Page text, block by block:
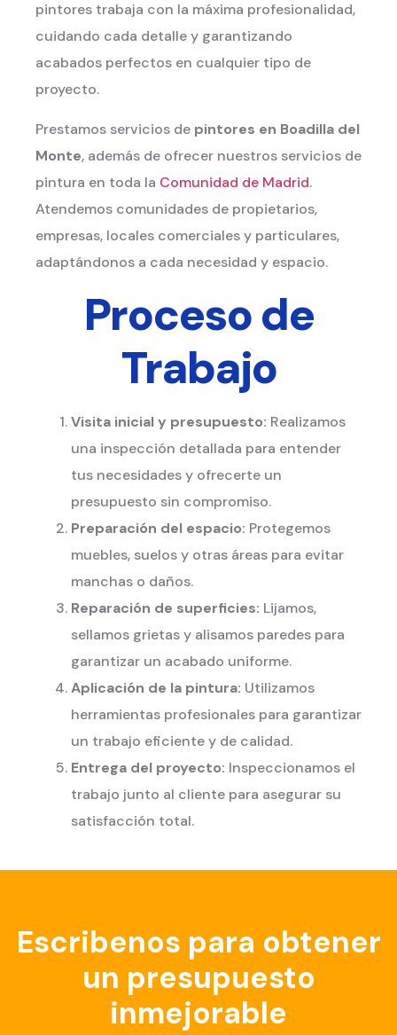
pintores trabaja con la máxima profesionalidad,
cuidando cada detalle y garantizando
acabados perfectos en cualquier tipo de
proyecto.
Prestamos servicios de pintores en Boadilla del
Monte, además de ofrecer nuestros servicios de
pintura en toda la Comunidad de Madrid.
Atendemos comunidades de propietarios,
empresas, locales comerciales y particulares,
adaptándonos a cada necesidad y espacio.
Proceso de
Trabajo
Visita inicial y presupuesto: Realizamos
una inspección detallada para entender
tus necesidades y ofrecerte un
presupuesto sin compromiso.
Preparación del espacio: Protegemos
muebles, suelos y otras áreas para evitar
manchas o daños.
Reparación de superficies: Lijamos,
sellamos grietas y alisamos paredes para
garantizar un acabado uniforme.
Aplicación de la pintura: Utilizamos
herramientas profesionales para garantizar
un trabajo eficiente y de calidad.
Entrega del proyecto: Inspeccionamos el
trabajo junto al cliente para asegurar su
satisfacción total.
Escribenos para obtener
un presupuesto
inmejorable